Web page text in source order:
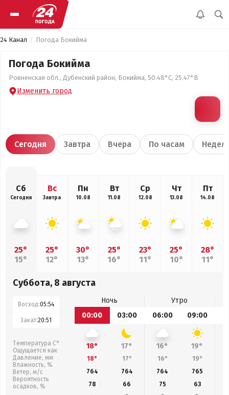
24 Канал Погода Бокийма
Погода Бокийма
Ровненская обл., Дубенский район, Бокийма, 50.48°С, 25.47°В
Изменить город
Сегодня Завтра Вчера По часам
Сб
Сегодня
25°
15°
Вс
Завтра
25°
12°
Пн
10.08
30°
13°
Вт
11.08
25°
16°
Ср
12.08
23°
11°
Чт
13.08
25°
10°
Пт
14.08
28°
11°
Суббота, 8 августа
Восход:05:54
Закат:20:51
Температура С°
Ощущается как
Давление, мм
Влажность, %
Ветер, м/с
Вероятность
осадков, %
Ночь
Утро
00:00
03:00 06:00 09:00
18° 17° 16° 19°
18° 17° 16° 19°
764
764 764 765
78
66 75 63